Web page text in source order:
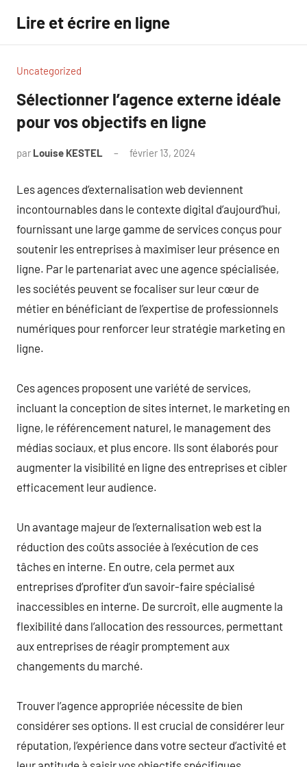
contenu
Lire et écrire en ligne
Uncategorized
Sélectionner l’agence externe idéale
pour vos objectifs en ligne
par Louise KESTEL février 13, 2024
Les agences d’externalisation web deviennent
incontournables dans le contexte digital d’aujourd’hui,
fournissant une large gamme de services conçus pour
soutenir les entreprises à maximiser leur présence en
ligne. Par le partenariat avec une agence spécialisée,
les sociétés peuvent se focaliser sur leur cœur de
métier en bénéficiant de l’expertise de professionnels
numériques pour renforcer leur stratégie marketing en
ligne.
Ces agences proposent une variété de services,
incluant la conception de sites internet, le marketing en
ligne, le référencement naturel, le management des
médias sociaux, et plus encore. Ils sont élaborés pour
augmenter la visibilité en ligne des entreprises et cibler
efficacement leur audience.
Un avantage majeur de l’externalisation web est la
réduction des coûts associée à l’exécution de ces
tâches en interne. En outre, cela permet aux
entreprises d’profiter d’un savoir-faire spécialisé
inaccessibles en interne. De surcroît, elle augmente la
flexibilité dans l’allocation des ressources, permettant
aux entreprises de réagir promptement aux
changements du marché.
Trouver l’agence appropriée nécessite de bien
considérer ses options. Il est crucial de considérer leur
réputation, l’expérience dans votre secteur d’activité et